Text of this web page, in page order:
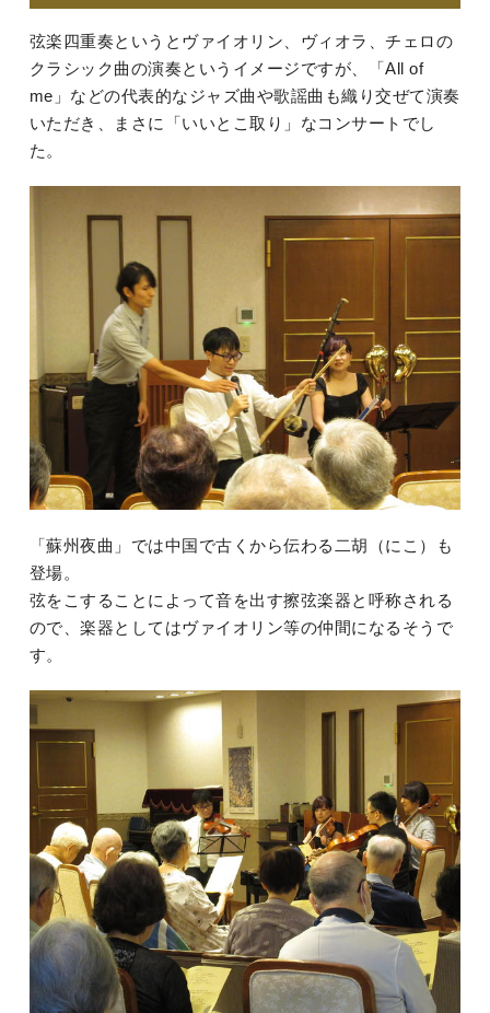
弦楽四重奏というとヴァイオリン、ヴィオラ、チェロの
クラシック曲の演奏というイメージですが、「All of
me」などの代表的なジャズ曲や歌謡曲も織り交ぜて演奏
いただき、まさに「いいとこ取り」なコンサートでし
た。
「蘇州夜曲」では中国で古くから伝わる二胡（にこ）も
登場。
弦をこすることによって音を出す擦弦楽器と呼称される
ので、楽器としてはヴァイオリン等の仲間になるそうで
す。